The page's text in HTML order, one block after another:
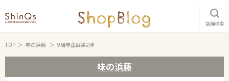
店舗検索
TOP 味の浜藤 9周年企画第2弾
味の浜藤